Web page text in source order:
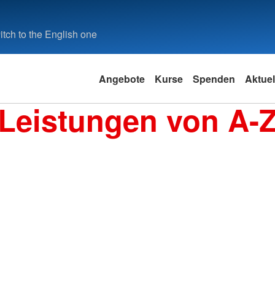
to the English one
Angebote Kurse Spenden
Leistungen von A-